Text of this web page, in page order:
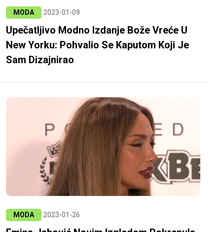
MODA 2023-01-09
Upečatljivo Modno Izdanje Bože Vreće U
New Yorku: Pohvalio Se Kaputom Koji Je
Sam Dizajnirao
MODA 2023-01-26